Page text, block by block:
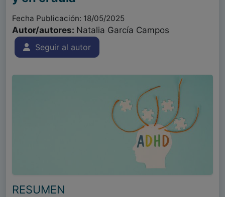
Fecha Publicación: 18/05/2025
Autor/autores: Natalia García Campos
Seguir al autor
RESUMEN